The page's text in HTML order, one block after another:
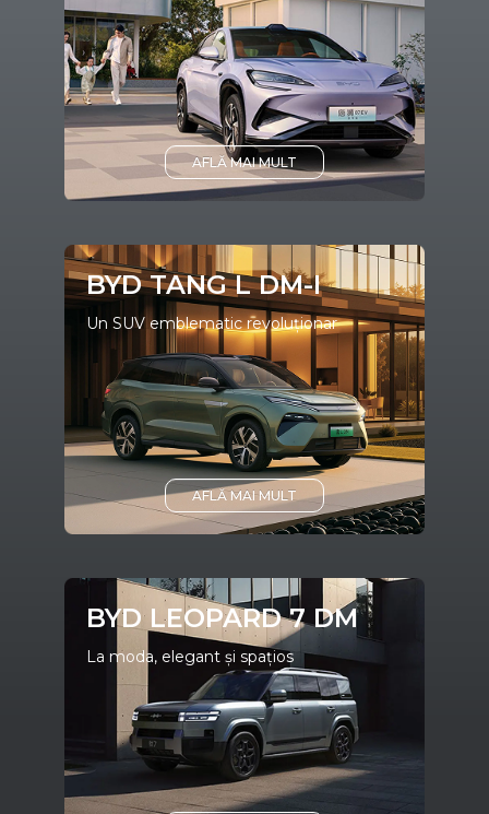
AFLĂ MAI MULT
BYD TANG L DM-I
Un SUV emblematic revoluționar
AFLĂ MAI MULT
BYD LEOPARD 7 DM
La moda, elegant și spațios